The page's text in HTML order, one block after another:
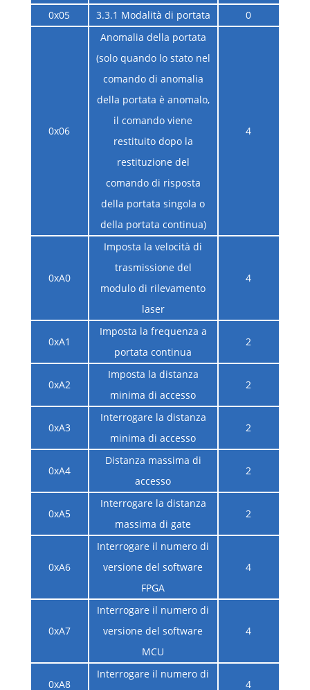
0x05
3.3.1 Modalità di portata 0
0x06
Anomalia della portata
(solo quando lo stato nel
comando di anomalia
della portata è anomalo,
il comando viene
restituito dopo la
restituzione del
comando di risposta
della portata singola o
della portata continua)
4
0xA0
Imposta la velocità di
trasmissione del
modulo di rilevamento
laser
4
0xA1
Imposta la frequenza a
portata continua
2
0xA2
Imposta la distanza
minima di accesso
2
0xA3
Interrogare la distanza
minima di accesso
2
0xA4
Distanza massima di
accesso
2
0xA5
Interrogare la distanza
massima di gate
2
0xA6
Interrogare il numero di
versione del software
FPGA
4
0xA7
Interrogare il numero di
versione del software
MCU
4
0xA8
Interrogare il numero di
4